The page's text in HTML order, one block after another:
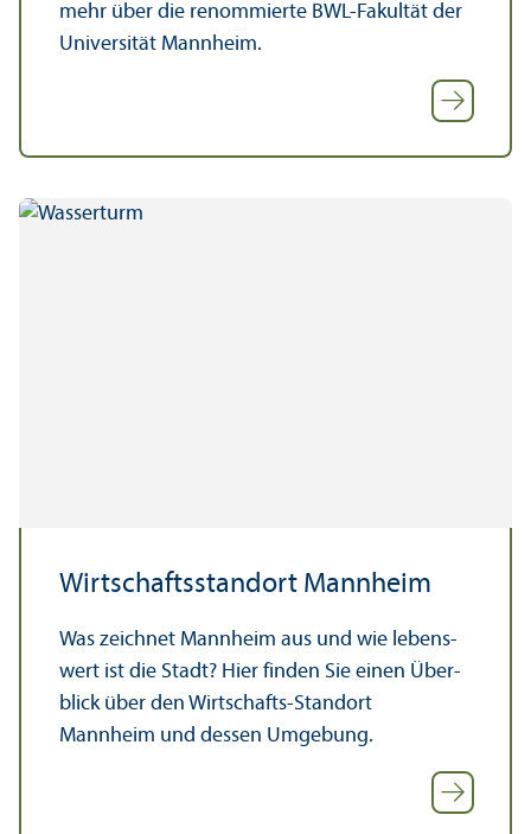
mehr über die renommierte BWL-Fakultät der
Universität Mannheim.
Wirtschafts­standort Mannheim
Was zeichnet Mannheim aus und wie lebens­
wert ist die Stadt? Hier finden Sie einen Über­
blick über den Wirtschafts-Standort
Mannheim und dessen Umgebung.